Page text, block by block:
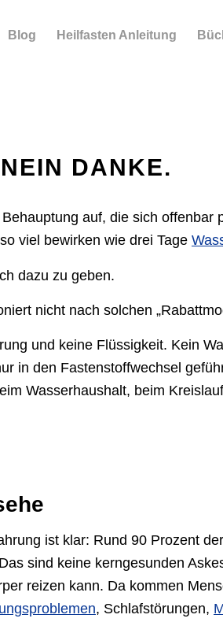
Blog Heilfasten Anleitung
DANKE.
auf, die sich offenbar
viel bewirken wie drei Tage
dazu zu geben.
nicht nach solchen
und keine Flüssigkeit. Kein
in den Fastenstoffwechsel
Wasserhaushalt, beim
ist klar: Rund 90 Prozent der
sind keine kerngesunden
reizen kann. Da kommen
, Schlafstörungen,